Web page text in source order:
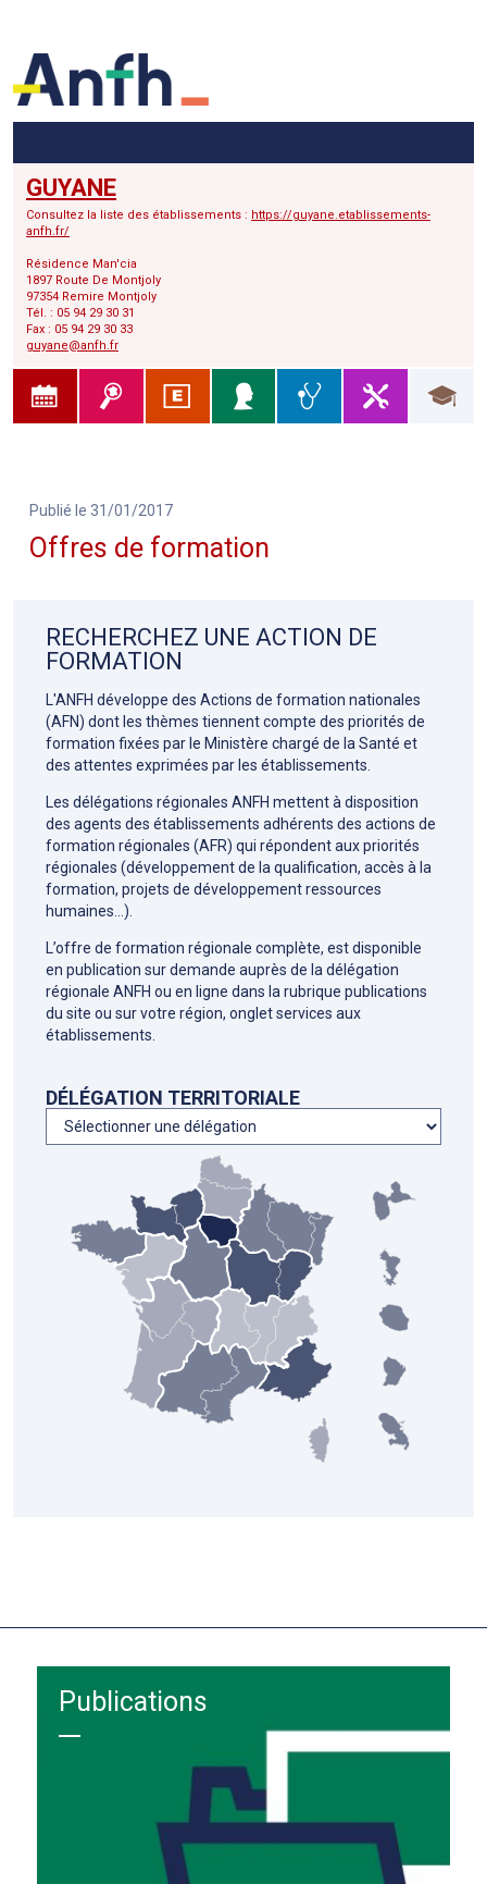
GUYANE
Consultez la liste des établissements : https://guyane.etablissements-
anfh.fr/
Résidence Man'cia
1897 Route De Montjoly
97354 Remire Montjoly
Tél. : 05 94 29 30 31
Fax : 05 94 29 30 33
guyane@anfh.fr
Publié le 31/01/2017
Offres de formation
RECHERCHEZ UNE ACTION DE
FORMATION
L'ANFH développe des Actions de formation nationales
(AFN) dont les thèmes tiennent compte des priorités de
formation fixées par le Ministère chargé de la Santé et
des attentes exprimées par les établissements.
Les délégations régionales ANFH mettent à disposition
des agents des établissements adhérents des actions de
formation régionales (AFR) qui répondent aux priorités
régionales (développement de la qualification, accès à la
formation, projets de développement ressources
humaines…).
L’offre de formation régionale complète, est disponible
en publication sur demande auprès de la délégation
régionale ANFH ou en ligne dans la rubrique publications
du site ou sur votre région, onglet services aux
établissements.
DÉLÉGATION TERRITORIALE
Publications